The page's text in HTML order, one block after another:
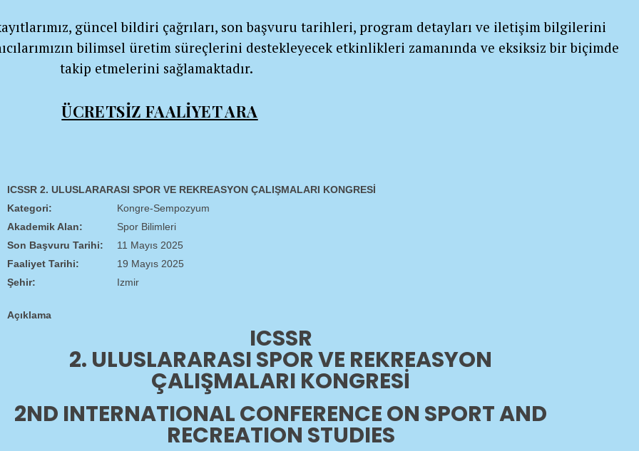
güncel bildiri çağrıları, son başvuru tarihleri, program detayları ve iletişim bilgilerini
bilimsel üretim süreçlerini destekleyecek etkinlikleri zamanında ve eksiksiz bir biçimde
takip etmelerini sağlamaktadır.
ÜCRETSİZ FAALİYET ARA
ICSSR 2. ULUSLARARASI SPOR VE REKREASYON ÇALIŞMALARI KONGRESİ
Kategori:
Kongre-Sempozyum
Akademik Alan:
Spor Bilimleri
Son Başvuru Tarihi:
11 Mayıs 2025
Faaliyet Tarihi:
19 Mayıs 2025
Şehir:
Izmir
Açıklama
ICSSR
2. ULUSLARARASI SPOR VE REKREASYON
ÇALIŞMALARI KONGRESİ
2ND INTERNATIONAL CONFERENCE ON SPORT AND
RECREATION STUDIES